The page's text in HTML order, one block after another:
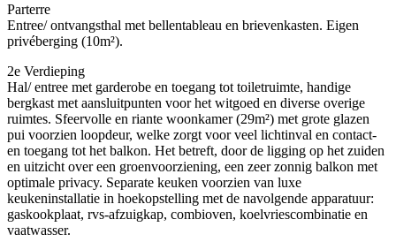
Parterre
Entree/ ontvangsthal met bellentableau en brievenkasten. Eigen
privéberging (10m²).
2e Verdieping
Hal/ entree met garderobe en toegang tot toiletruimte, handige
bergkast met aansluitpunten voor het witgoed en diverse overige
ruimtes. Sfeervolle en riante woonkamer (29m²) met grote glazen
pui voorzien loopdeur, welke zorgt voor veel lichtinval en contact-
en toegang tot het balkon. Het betreft, door de ligging op het zuiden
en uitzicht over een groenvoorziening, een zeer zonnig balkon met
optimale privacy. Separate keuken voorzien van luxe
keukeninstallatie in hoekopstelling met de navolgende apparatuur:
gaskookplaat, rvs-afzuigkap, combioven, koelvriescombinatie en
vaatwasser.